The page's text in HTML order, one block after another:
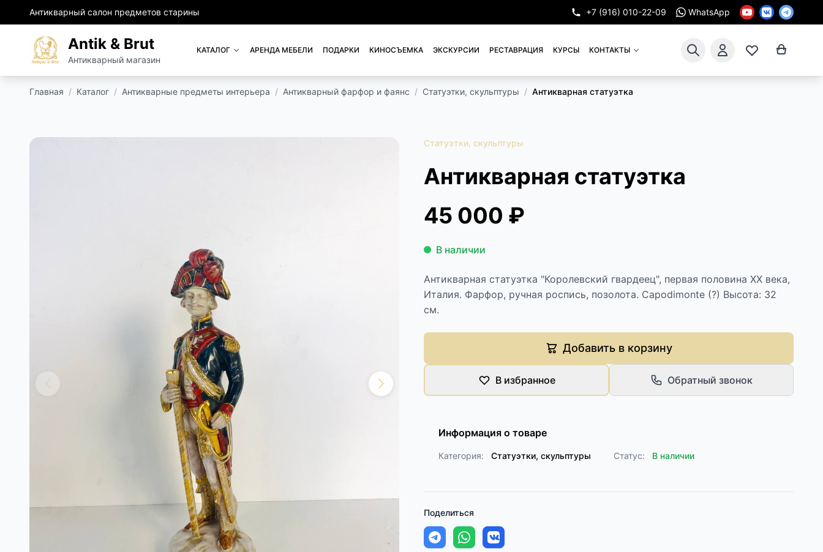
Антикварный салон предметов старины +7 (916) 010-22-09 WhatsApp
Antik & Brut
Антикварный магазин
КАТАЛОГ АРЕНДА МЕБЕЛИ ПОДАРКИ КИНОСЪЕМКА ЭКСКУРСИИ РЕСТАВРАЦИЯ КУРСЫ КОНТАКТЫ
Главная / Каталог / Антикварные предметы интерьера / Антикварный фарфор и фаянс / Статуэтки, скульптуры / Антикварная статуэтка
Статуэтки, скульптуры
Антикварная статуэтка
45 000 ₽
В наличии
Антикварная статуэтка "Королевский гвардеец", первая половина ХХ века,
Италия. Фарфор, ручная роспись, позолота. Capodimonte (?) Высота: 32
см.
Добавить в корзину
В избранное Обратный звонок
Информация о товаре
Категория: Статуэтки, скульптуры Статус: В наличии
Поделиться